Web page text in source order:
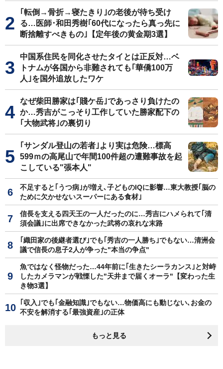
｢転倒→骨折→寝たきり｣の老後が待ち受け
る…医師･和田秀樹｢60代になったら真っ先に
断捨離すべきもの｣【定年後の黄金期3選】
中国系住民を同化させたタイとは正反対…ベ
トナムが各国から非難されても｢華僑100万
人｣を国外追放したワケ
なぜ柴田勝家は｢賤ケ岳｣であっさり負けたの
か…秀吉がこっそり工作していた勝家配下の
｢大物武将｣の裏切り
｢サンダル登山の若者｣より実は危険…標高
599ｍの高尾山で年間100件超の遭難事故を起
こしている"張本人"
不足すると｢うつ病｣が増え､子どものIQに影響…東大教授｢脳の
ために欠かせないスーパーにある食材｣
信長を支える四天王の一人だったのに…秀吉にハメられて｢清
須会議｣に出席できなかった武将の哀れな末路
｢織田家の後継者選び｣でも｢秀吉の一人勝ち｣でもない…清洲会
議で信長の息子2人が争った"本当の争点"
魚ではなく怪物だった…44年前に｢生きたシーラカンス｣と対峙
したカメラマンが戦慄した"天井まで届くオーラ"【変わった生
き物3選】
｢収入｣でも｢金融知識｣でもない…物価高にも動じない､お金の
不安を解消する｢最強資産｣の正体
もっと見る